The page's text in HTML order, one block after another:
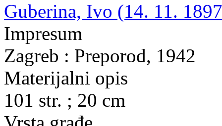
Guberina, Ivo (14. 11.
Impresum
Zagreb : Preporod, 1942
Materijalni opis
101 str. ; 20 cm